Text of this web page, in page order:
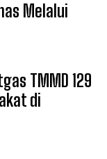
Melalui
TMMD 129
di